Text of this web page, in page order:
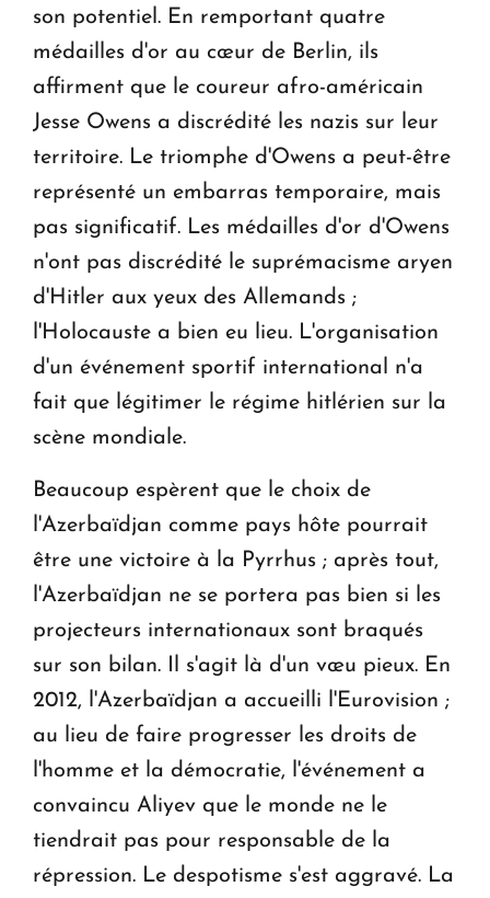
son potentiel. En remportant quatre
médailles d'or au cœur de Berlin, ils
affirment que le coureur afro-américain
Jesse Owens a discrédité les nazis sur leur
territoire. Le triomphe d'Owens a peut-être
représenté un embarras temporaire, mais
pas significatif. Les médailles d'or d'Owens
n'ont pas discrédité le suprémacisme aryen
d'Hitler aux yeux des Allemands ;
l'Holocauste a bien eu lieu. L'organisation
d'un événement sportif international n'a
fait que légitimer le régime hitlérien sur la
scène mondiale.
Beaucoup espèrent que le choix de
l'Azerbaïdjan comme pays hôte pourrait
être une victoire à la Pyrrhus ; après tout,
l'Azerbaïdjan ne se portera pas bien si les
projecteurs internationaux sont braqués
sur son bilan. Il s'agit là d'un vœu pieux. En
2012, l'Azerbaïdjan a accueilli l'Eurovision ;
au lieu de faire progresser les droits de
l'homme et la démocratie, l'événement a
convaincu Aliyev que le monde ne le
tiendrait pas pour responsable de la
répression. Le despotisme s'est aggravé. La